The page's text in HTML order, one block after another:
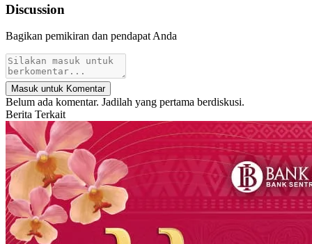
Discussion
Bagikan pemikiran dan pendapat Anda
Masuk untuk Komentar
Belum ada komentar. Jadilah yang pertama berdiskusi.
Berita Terkait